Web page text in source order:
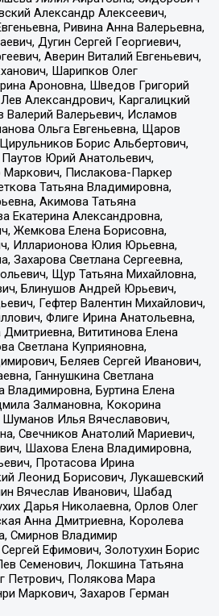
Александр Алексеевич,
Ривина Анна Валерьевна,
Дугин Сергей Георгиевич,
Аверин Виталий Евгеньевич,
Шарипков Олег
Ароновна, Шведов Григорий
Александрович, Каргалицкий
Валерьевич, Исламов
Ольга Евгеньевна, Щаров
Борис Альбертович,
Юрий Анатольевич,
Маркович, Пислакова-Паркер
Татьяна Владимировна,
Акимова Татьяна
Екатерина Александровна,
Жемкова Елена Борисовна,
Илларионова Юлия Юрьевна,
Захарова Светлана Сергеевна,
Щур Татьяна Михайловна,
Блинушов Андрей Юрьевич,
Гефтер Валентин Михайлович,
Флиге Ирина Анатольевна,
Вититинова Елена
Светлана Куприяновна,
Беляев Сергей Иванович,
Ганнушкина Светлана
Владимировна, Буртина Елена
Залмановна, Кокорина
Шуманов Илья Вячеславович,
Свечников Анатолий Мариевич,
Шахова Елена Владимировна,
Протасова Ирина
Леонид Борисович, Лукашевский
Вячеслав Иванович, Шабад
Дарья Николаевна, Орлов Олег
Анна Дмитриевна, Королева
Смирнов Владимир
Ефимович, Золотухин Борис
Семенович, Локшина Татьяна
Петрович, Полякова Мара
Маркович, Захаров Герман